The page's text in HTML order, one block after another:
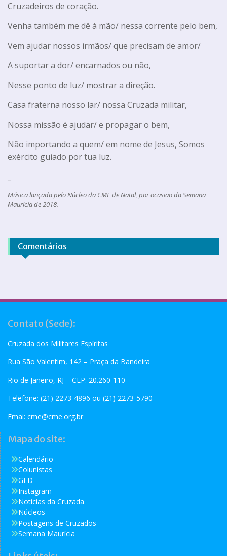
Cruzadeiros de coração.
Venha também me dê à mão/ nessa corrente pelo bem,
Vem ajudar nossos irmãos/ que precisam de amor/
A suportar a dor/ encarnados ou não,
Nesse ponto de luz/ mostrar a direção.
Casa fraterna nosso lar/ nossa Cruzada militar,
Nossa missão é ajudar/ e propagar o bem,
Não importando a quem/ em nome de Jesus, Somos
exército guiado por tua luz.
Música lançada pelo Núcleo da CME de Natal, por ocasião da Semana
Maurícia de 2018.
Comentários
Contato (Sede):
Cruzada dos Militares Espíritas
Rua São Valentim, 142 – Praça da Bandeira
Rio de Janeiro, RJ – CEP: 20.260-110
Telefone: (21) 2273-4896 ou (21) 2273-5790
Emai: cme@cme.org.br
Mapa do site:
Calendário
Colunistas
GED
Instagram
Notícias da Cruzada
Núcleos
Postagens de Cruzados
Semana Maurícia